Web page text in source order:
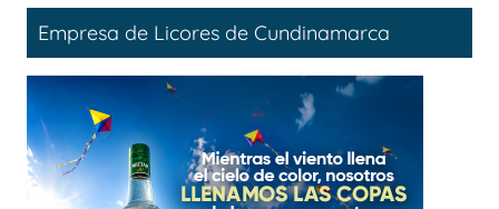
Empresa de Licores de Cundinamarca